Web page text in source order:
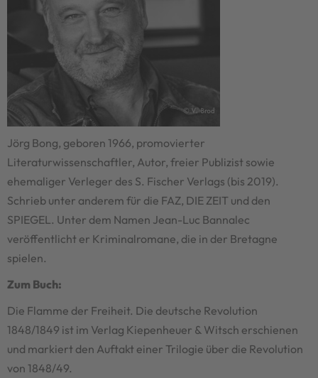
Jörg Bong, geboren 1966, promovierter
Literaturwissenschaftler, Autor, freier Publizist sowie
ehemaliger Verleger des S. Fischer Verlags (bis 2019).
Schrieb unter anderem für die FAZ, DIE ZEIT und den
SPIEGEL. Unter dem Namen Jean-Luc Bannalec
veröffentlicht er Kriminalromane, die in der Bretagne
spielen.
Zum Buch:
Die Flamme der Freiheit. Die deutsche Revolution
1848/1849 ist im Verlag Kiepenheuer & Witsch erschienen
und markiert den Auftakt einer Trilogie über die Revolution
von 1848/49.